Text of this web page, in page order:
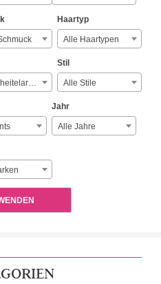
Haartyp
Alle Haartypen
Alle Scheitelarten
Stil
Alle Stile
Jahr
Alle Jahre